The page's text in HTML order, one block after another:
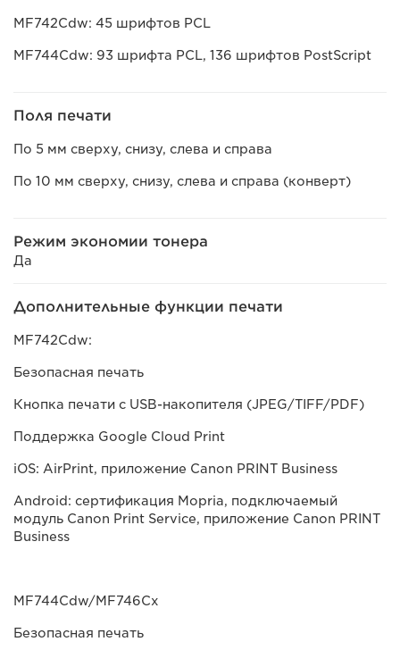
MF742Cdw: 45 шрифтов PCL
MF744Cdw: 93 шрифта PCL, 136 шрифтов PostScript
Поля печати
По 5 мм сверху, снизу, слева и справа
По 10 мм сверху, снизу, слева и справа (конверт)
Режим экономии тонера
Да
Дополнительные функции печати
MF742Cdw:
Безопасная печать
Кнопка печати с USB-накопителя (JPEG/TIFF/PDF)
Поддержка Google Cloud Print
iOS: AirPrint, приложение Canon PRINT Business
Android: сертификация Mopria, подключаемый
модуль Canon Print Service, приложение Canon PRINT
Business
MF744Cdw/MF746Cx
Безопасная печать